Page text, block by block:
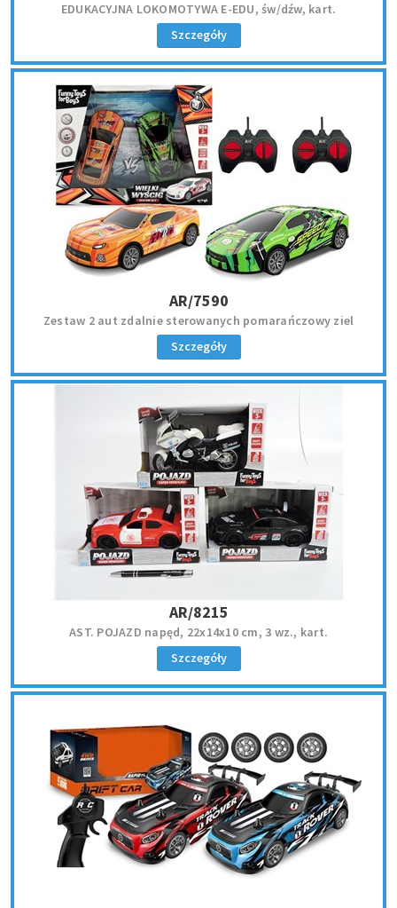
EDUKACYJNA LOKOMOTYWA E-EDU, św/dźw, kart.
Szczegóły
AR/7590
Zestaw 2 aut zdalnie sterowanych pomarańczowy ziel
Szczegóły
AR/8215
AST. POJAZD napęd, 22x14x10 cm, 3 wz., kart.
Szczegóły